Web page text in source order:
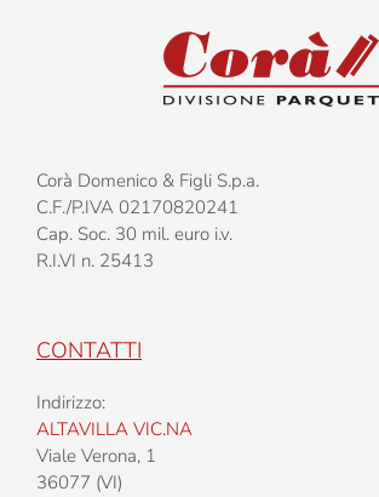
Corà Domenico & Figli S.p.a.
C.F./P.IVA 02170820241
Cap. Soc. 30 mil. euro i.v.
R.I.VI n. 25413
CONTATTI
Indirizzo:
ALTAVILLA VIC.NA
Viale Verona, 1
36077 (VI)